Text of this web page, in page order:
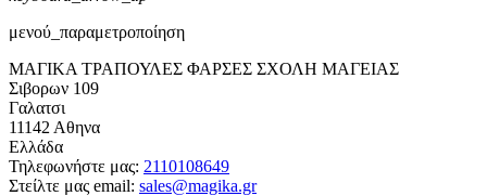
μενού_παραμετροποίηση
ΜΑΓΙΚΑ ΤΡΑΠΟΥΛΕΣ ΦΑΡΣΕΣ ΣΧΟΛΗ ΜΑΓΕΙΑΣ
Σιβορων 109
Γαλατσι
11142 Αθηνα
Ελλάδα
Τηλεφωνήστε μας: 2110108649
Στείλτε μας email: sales@magika.gr